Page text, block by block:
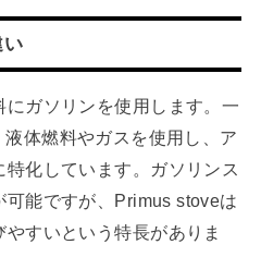
い
ガソリンを使用します。一
体燃料やガスを使用し、ア
化しています。ガソリンス
可能ですが、Primus stoveは
すいという特長がありま